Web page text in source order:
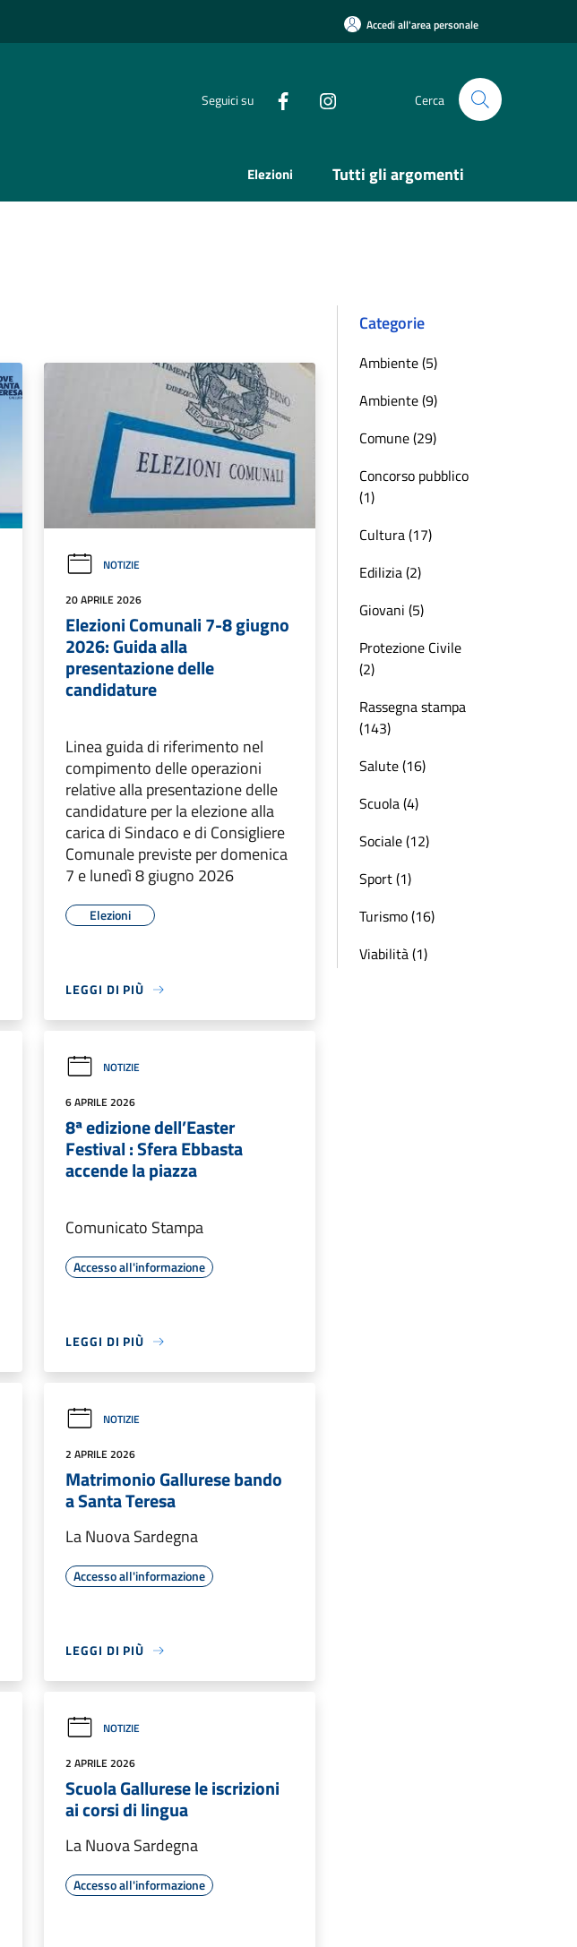
Accedi all'area personale
Seguici su Cerca
Elezioni Tutti gli argomenti
NOTIZIE
20 APRILE 2026
Elezioni Comunali 7-8 giugno
2026: Guida alla
presentazione delle
candidature
Linea guida di riferimento nel
compimento delle operazioni
relative alla presentazione delle
candidature per la elezione alla
carica di Sindaco e di Consigliere
Comunale previste per domenica
7 e lunedì 8 giugno 2026
Elezioni
LEGGI DI PIÙ
NOTIZIE
6 APRILE 2026
8ª edizione dell’Easter
Festival : Sfera Ebbasta
accende la piazza
Comunicato Stampa
Accesso all'informazione
LEGGI DI PIÙ
NOTIZIE
2 APRILE 2026
Matrimonio Gallurese bando
a Santa Teresa
La Nuova Sardegna
Accesso all'informazione
LEGGI DI PIÙ
NOTIZIE
2 APRILE 2026
Scuola Gallurese le iscrizioni
ai corsi di lingua
La Nuova Sardegna
Accesso all'informazione
Categorie
Ambiente (5)
Ambiente (9)
Comune (29)
Concorso pubblico
(1)
Cultura (17)
Edilizia (2)
Giovani (5)
Protezione Civile
(2)
Rassegna stampa
(143)
Salute (16)
Scuola (4)
Sociale (12)
Sport (1)
Turismo (16)
Viabilità (1)